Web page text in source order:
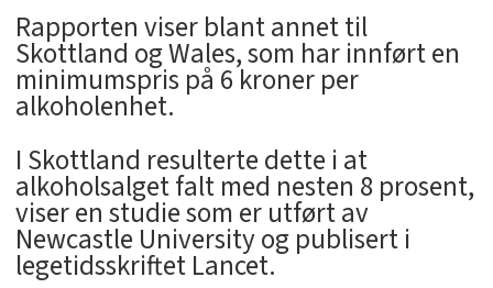
Rapporten viser blant annet til
Skottland og Wales, som har innført en
minimumspris på 6 kroner per
alkoholenhet.
I Skottland resulterte dette i at
alkoholsalget falt med nesten 8 prosent,
viser en studie som er utført av
Newcastle University og publisert i
legetidsskriftet Lancet.